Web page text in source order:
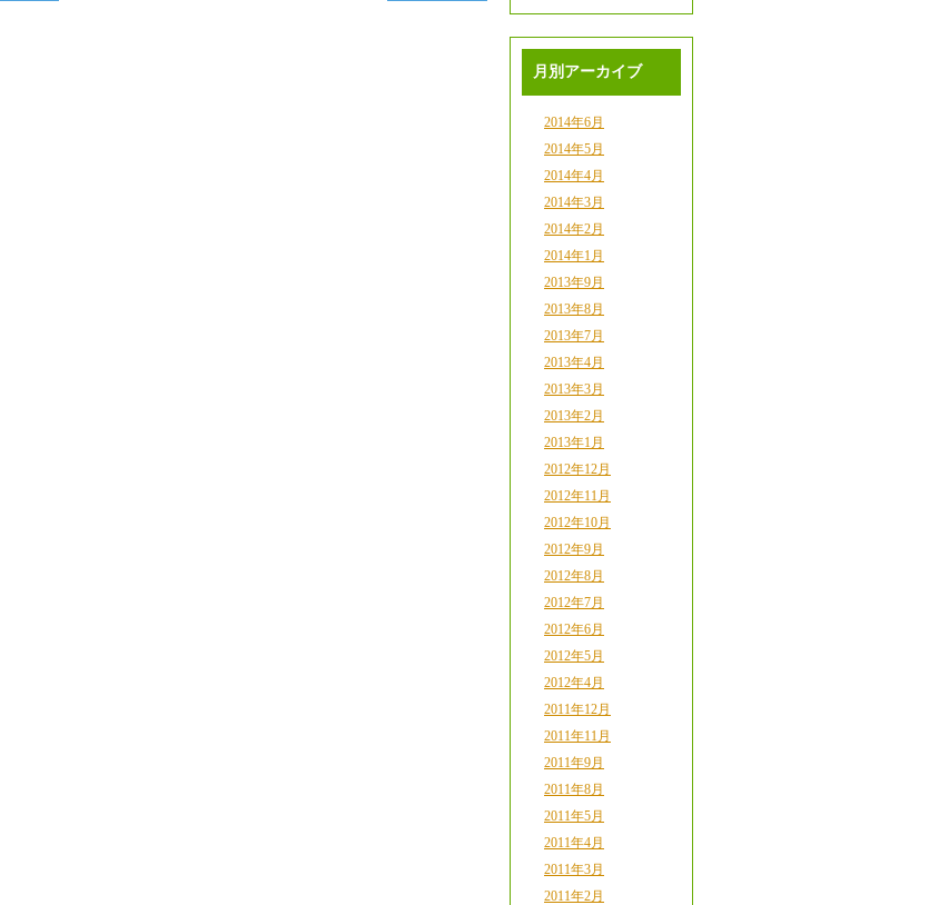
月別アーカイブ
2014年6月
2014年5月
2014年4月
2014年3月
2014年2月
2014年1月
2013年9月
2013年8月
2013年7月
2013年4月
2013年3月
2013年2月
2013年1月
2012年12月
2012年11月
2012年10月
2012年9月
2012年8月
2012年7月
2012年6月
2012年5月
2012年4月
2011年12月
2011年11月
2011年9月
2011年8月
2011年5月
2011年4月
2011年3月
2011年2月